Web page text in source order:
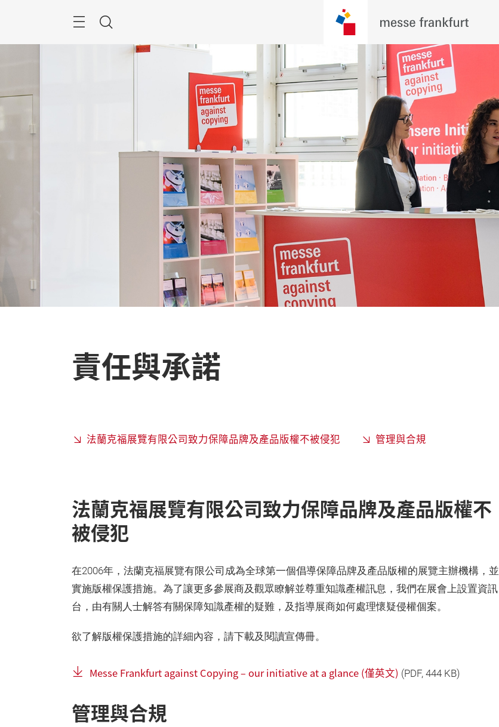
目
搜
責任與承諾
法蘭克福展覽有限公司致力保障品牌及產品版權不被侵犯 管理與合規
法蘭克福展覽有限公司致力保障品牌及產品版權不
被侵犯
在2006年，法蘭克福展覽有限公司成為全球第一個倡導保障品牌及產品版權的展覽主辦機構，並
實施版權保護措施。為了讓更多參展商及觀眾瞭解並尊重知識產權訊息，我們在展會上設置資訊
台，由有關人士解答有關保障知識產權的疑難，及指導展商如何處理懷疑侵權個案。
欲了解版權保護措施的詳細內容，請下載及閱讀宣傳冊。
Messe Frankfurt against Copying – our initiative at a glance (僅英文) (PDF, 444 KB)
管理與合規